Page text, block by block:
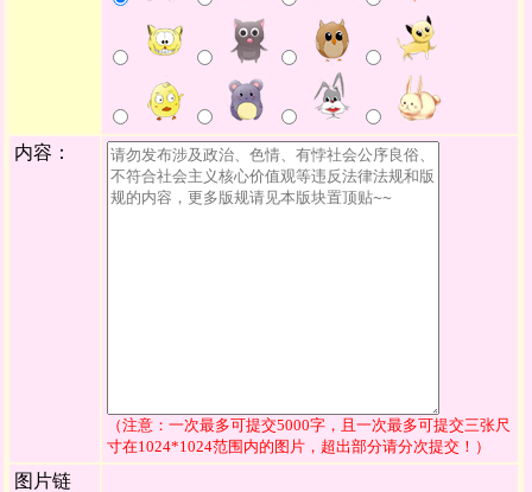
内容：
（注意：一次最多可提交5000字，且一次最多可提交三张尺
寸在1024*1024范围内的图片，超出部分请分次提交！）
图片链